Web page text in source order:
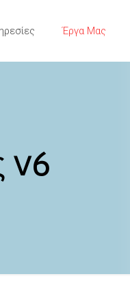
Έργα Μας
v6